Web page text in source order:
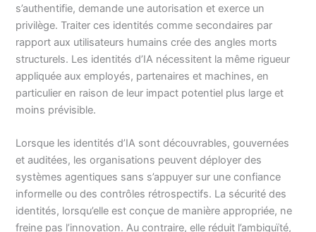
s’authentifie, demande une autorisation et exerce un
privilège. Traiter ces identités comme secondaires par
rapport aux utilisateurs humains crée des angles morts
structurels. Les identités d’IA nécessitent la même rigueur
appliquée aux employés, partenaires et machines, en
particulier en raison de leur impact potentiel plus large et
moins prévisible.
Lorsque les identités d’IA sont découvrables, gouvernées
et auditées, les organisations peuvent déployer des
systèmes agentiques sans s’appuyer sur une confiance
informelle ou des contrôles rétrospectifs. La sécurité des
identités, lorsqu’elle est conçue de manière appropriée, ne
freine pas l’innovation. Au contraire, elle réduit l’ambiguïté,